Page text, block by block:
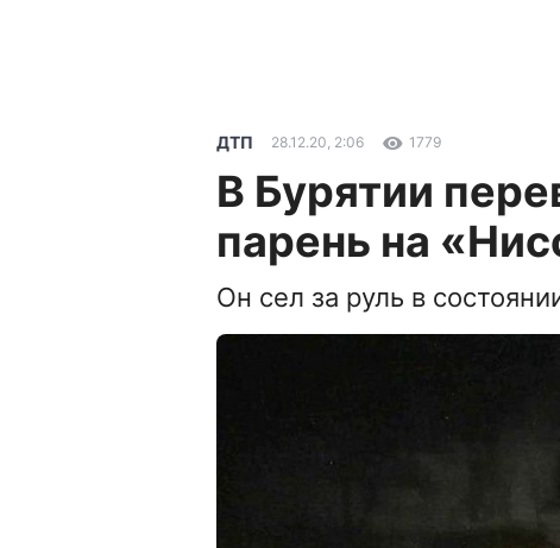
ДТП 28.12.20, 2:06 1779
В Бурятии
парень на
Он сел за руль в